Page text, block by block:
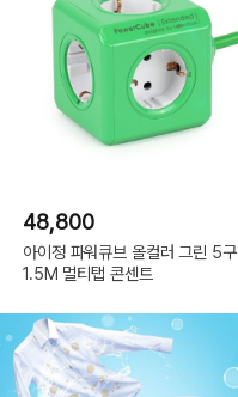
48,800
아이정 파워큐브 올컬러 그린 5구
1.5M 멀티탭 콘센트